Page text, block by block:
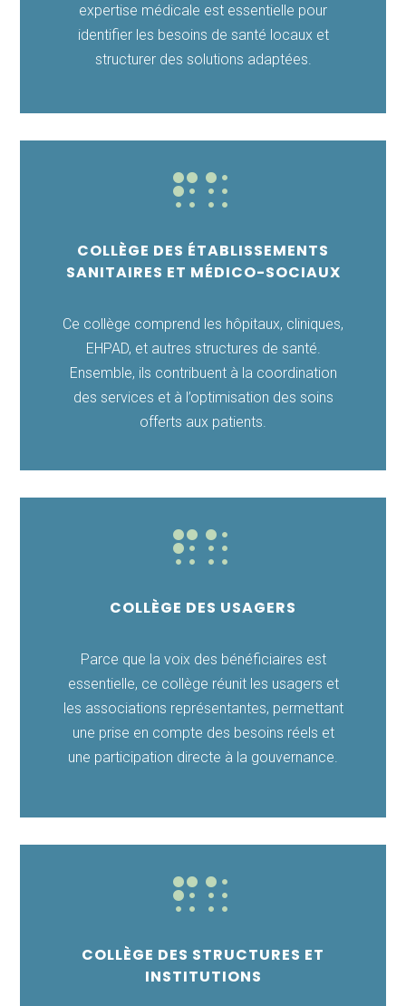
expertise médicale est essentielle pour
identifier les besoins de santé locaux et
structurer des solutions adaptées.

COLLÈGE DES ÉTABLISSEMENTS
SANITAIRES ET MÉDICO-SOCIAUX
Ce collège comprend les hôpitaux, cliniques,
EHPAD, et autres structures de santé.
Ensemble, ils contribuent à la coordination
des services et à l’optimisation des soins
offerts aux patients.

COLLÈGE DES USAGERS
Parce que la voix des bénéficiaires est
essentielle, ce collège réunit les usagers et
les associations représentantes, permettant
une prise en compte des besoins réels et
une participation directe à la gouvernance.

COLLÈGE DES STRUCTURES ET
INSTITUTIONS